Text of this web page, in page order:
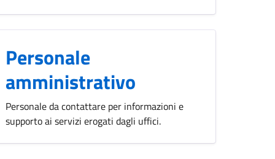
Personale
amministrativo
Personale da contattare per informazioni e
supporto ai servizi erogati dagli uffici.